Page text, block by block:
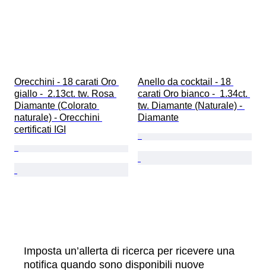
Orecchini - 18 carati Oro
giallo -  2.13ct. tw. Rosa
Diamante (Colorato
naturale) - Orecchini
certificati IGI
Anello da cocktail - 18
carati Oro bianco -  1.34ct.
tw. Diamante (Naturale) -
Diamante
Imposta un’allerta di ricerca per ricevere una
notifica quando sono disponibili nuove